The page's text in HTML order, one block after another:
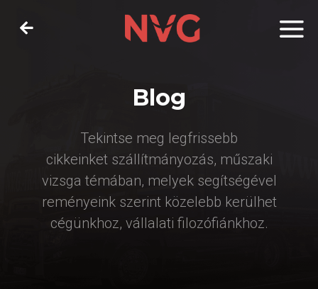
Blog
Tekintse meg legfrissebb
cikkeinket szállítmányozás, műszaki
vizsga témában, melyek segítségével
reményeink szerint közelebb kerülhet
cégünkhoz, vállalati filozófiánkhoz.